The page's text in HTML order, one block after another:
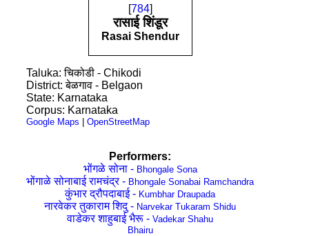
[784]
रासाई शिंडूर
Rasai Shendur
Taluka: चिकोडी - Chikodi
District: बेळगाव - Belgaon
State: Karnataka
Corpus: Karnataka
Google Maps OpenStreetMap
Performers:
भोंगळे सोना - Bhongale Sona
भोंगाळे सोनाबाई रामचंद्र - Bhongale Sonabai Ramchandra
कुंभार द्रौपदाबाई - Kumbhar Draupada
नारवेकर तुकाराम शिदु - Narvekar Tukaram Shidu
वाडेकर शाहुबाई भैरू - Vadekar Shahu
Bhairu